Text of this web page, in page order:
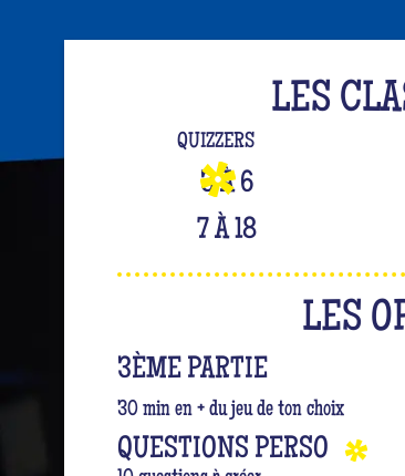
LES
QUIZZERS
3 À 6
7 À 18
LES
3ÈME PARTIE
30 min en + du jeu de ton choix
QUESTIONS PERSO